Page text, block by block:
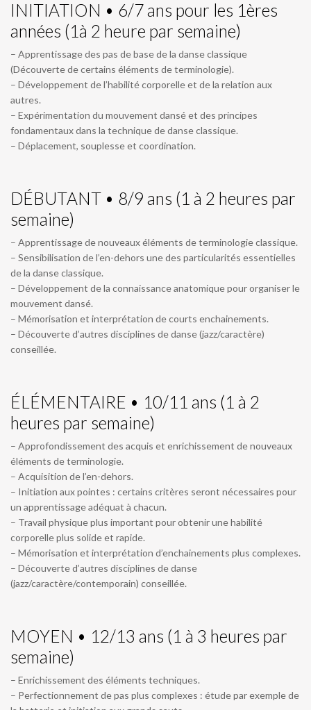
INITIATION • 6/7 ans pour les 1ères
années (1à 2 heure par semaine)
– Apprentissage des pas de base de la danse classique
(Découverte de certains éléments de terminologie).
– Développement de l’habilité corporelle et de la relation aux
autres.
– Expérimentation du mouvement dansé et des principes
fondamentaux dans la technique de danse classique.
– Déplacement, souplesse et coordination.
DÉBUTANT • 8/9 ans (1 à 2 heures par
semaine)
– Apprentissage de nouveaux éléments de terminologie classique.
– Sensibilisation de l’en-dehors une des particularités essentielles
de la danse classique.
– Développement de la connaissance anatomique pour organiser le
mouvement dansé.
– Mémorisation et interprétation de courts enchainements.
– Découverte d’autres disciplines de danse (jazz/caractère)
conseillée.
ÉLÉMENTAIRE • 10/11 ans (1 à 2
heures par semaine)
– Approfondissement des acquis et enrichissement de nouveaux
éléments de terminologie.
– Acquisition de l’en-dehors.
– Initiation aux pointes : certains critères seront nécessaires pour
un apprentissage adéquat à chacun.
– Travail physique plus important pour obtenir une habilité
corporelle plus solide et rapide.
– Mémorisation et interprétation d’enchainements plus complexes.
– Découverte d’autres disciplines de danse
(jazz/caractère/contemporain) conseillée.
MOYEN • 12/13 ans (1 à 3 heures par
semaine)
– Enrichissement des éléments techniques.
– Perfectionnement de pas plus complexes : étude par exemple de